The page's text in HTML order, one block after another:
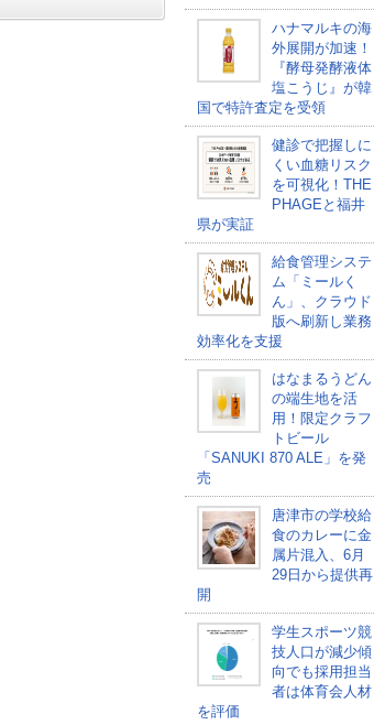
ハナマルキの海
外展開が加速！
『酵母発酵液体
塩こうじ』が韓
国で特許査定を受領
健診で把握しに
くい血糖リスク
を可視化！THE
PHAGEと福井
県が実証
給食管理システ
ム「ミールく
ん」、クラウド
版へ刷新し業務
効率化を支援
はなまるうどん
の端生地を活
用！限定クラフ
トビール
「SANUKI 870 ALE」を発
売
唐津市の学校給
食のカレーに金
属片混入、6月
29日から提供再
開
学生スポーツ競
技人口が減少傾
向でも採用担当
者は体育会人材
を評価